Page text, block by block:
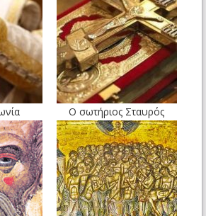
Ο σωτήριος Σταυρός